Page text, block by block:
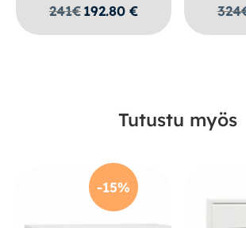
241€192.80 € 324
Tutustu myös
-15%